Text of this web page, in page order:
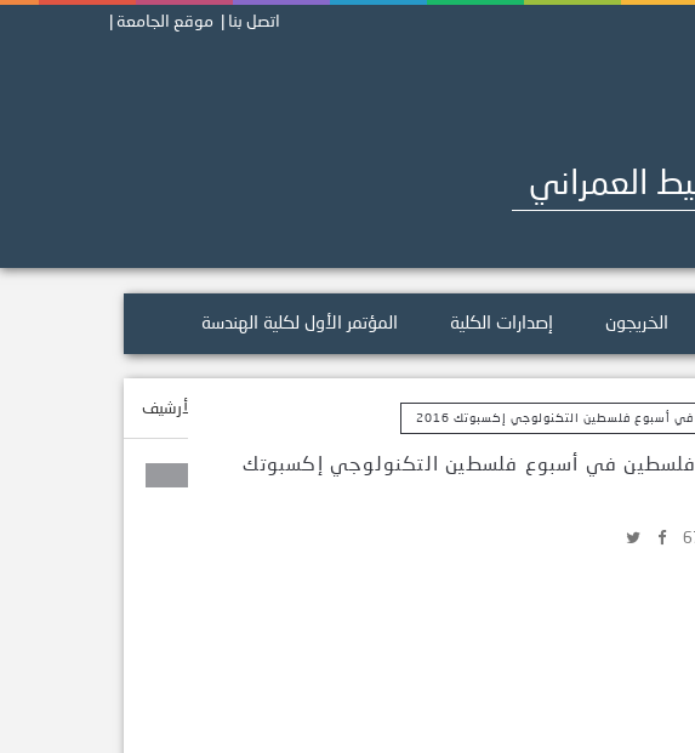
موقع الجامعة | اتصل بنا |
العمراني
الخريجون إصدارات الكلية المؤتمر الأول لكلية الهندسة
الأرشيف
أسبوع فلسطين التكنولوجي إكسبوتك 2016
فلسطين في أسبوع فلسطين التكنولوجي إكسبوتك